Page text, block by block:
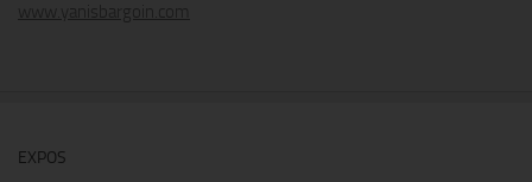
www.yanisbargoin.com
EXPOS